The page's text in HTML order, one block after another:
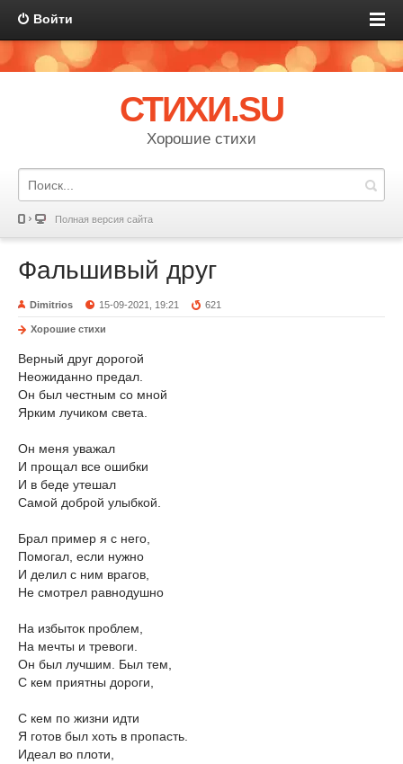
Войти
СТИХИ.SU
Хорошие стихи
Полная версия сайта
Фальшивый друг
Dimitrios 15-09-2021, 19:21 621
Хорошие стихи
Верный друг дорогой
Неожиданно предал.
Он был честным со мной
Ярким лучиком света.
Он меня уважал
И прощал все ошибки
И в беде утешал
Самой доброй улыбкой.
Брал пример я с него,
Помогал, если нужно
И делил с ним врагов,
Не смотрел равнодушно
На избыток проблем,
На мечты и тревоги.
Он был лучшим. Был тем,
С кем приятны дороги,
С кем по жизни идти
Я готов был хоть в пропасть.
Идеал во плоти,